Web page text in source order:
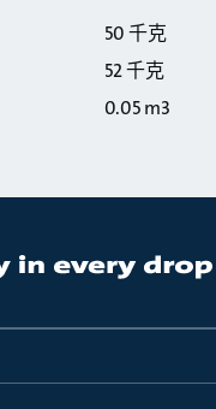
50 千克
52 千克
0.05 m3